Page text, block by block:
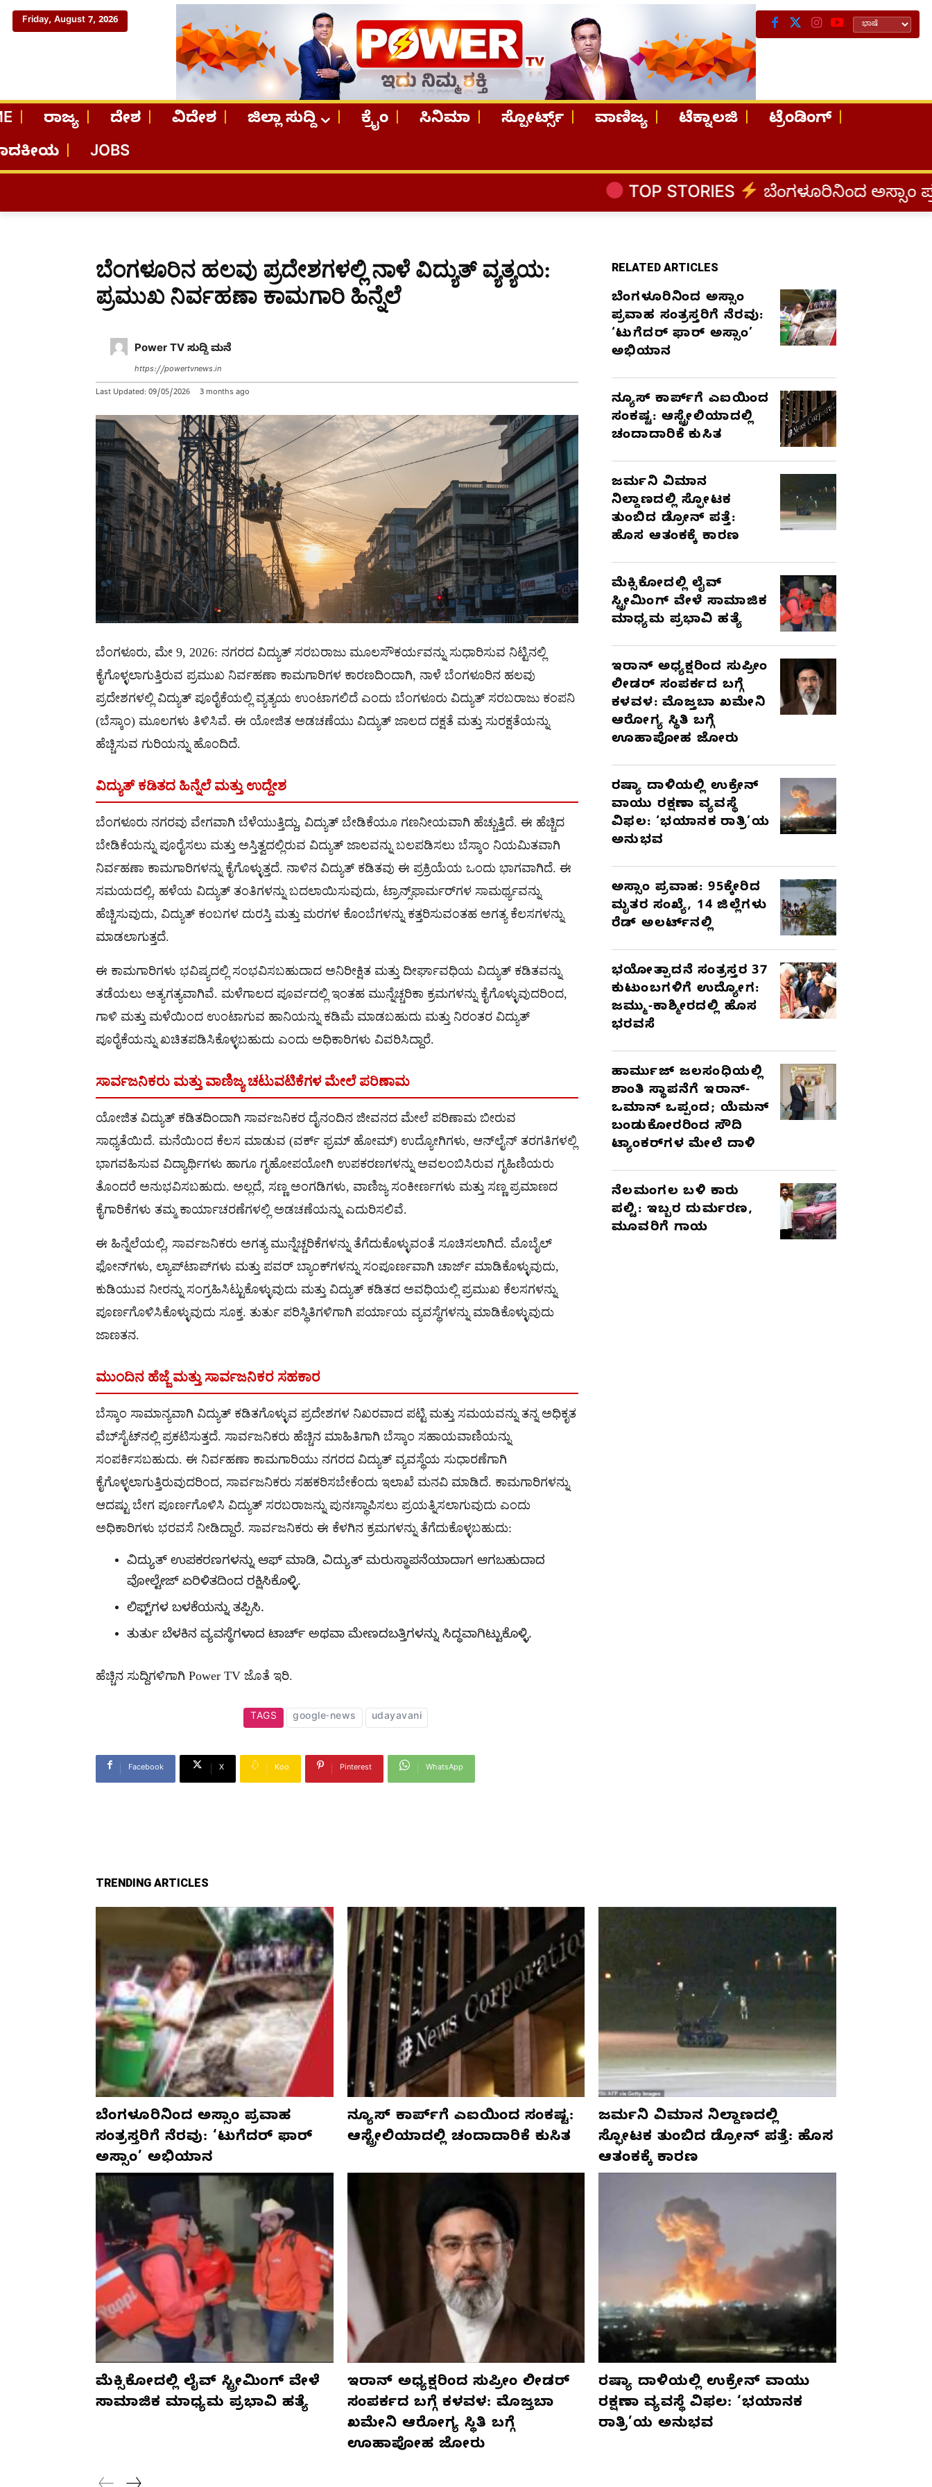
Friday, August 7, 2026
ರಾಜ್ಯ ದೇಶ ವಿದೇಶ ಜಿಲ್ಲಾ ಸುದ್ದಿ ಕ್ರೈಂ ಸಿನಿಮಾ ಸ್ಪೋರ್ಟ್ಸ್ ವಾಣಿಜ್ಯ ಟೆಕ್ನಾಲಜಿ
ಟ್ರೆಂಡಿಂಗ್
JOBS
TOP STORIES ಬೆಂಗಳೂರಿನಿಂದ ಅಸ್ಸಾಂ ಪ್ರವಾಹ
ಬೆಂಗಳೂರಿನ ಹಲವು ಪ್ರದೇಶಗಳಲ್ಲಿ ನಾಳೆ ವಿದ್ಯುತ್ ವ್ಯತ್ಯಯ:
ಪ್ರಮುಖ ನಿರ್ವಹಣಾ ಕಾಮಗಾರಿ ಹಿನ್ನೆಲೆ
Power TV ಸುದ್ದಿ ಮನೆ
https://powertvnews.in
Last Updated: 09/05/2026 3 months ago
ಬೆಂಗಳೂರು, ಮೇ 9, 2026: ನಗರದ ವಿದ್ಯುತ್ ಸರಬರಾಜು ಮೂಲಸೌಕರ್ಯವನ್ನು ಸುಧಾರಿಸುವ ನಿಟ್ಟಿನಲ್ಲಿ
ಕೈಗೊಳ್ಳಲಾಗುತ್ತಿರುವ ಪ್ರಮುಖ ನಿರ್ವಹಣಾ ಕಾಮಗಾರಿಗಳ ಕಾರಣದಿಂದಾಗಿ, ನಾಳೆ ಬೆಂಗಳೂರಿನ ಹಲವು
ಪ್ರದೇಶಗಳಲ್ಲಿ ವಿದ್ಯುತ್ ಪೂರೈಕೆಯಲ್ಲಿ ವ್ಯತ್ಯಯ ಉಂಟಾಗಲಿದೆ ಎಂದು ಬೆಂಗಳೂರು ವಿದ್ಯುತ್ ಸರಬರಾಜು ಕಂಪನಿ
(ಬೆಸ್ಕಾಂ) ಮೂಲಗಳು ತಿಳಿಸಿವೆ. ಈ ಯೋಜಿತ ಅಡಚಣೆಯು ವಿದ್ಯುತ್ ಜಾಲದ ದಕ್ಷತೆ ಮತ್ತು ಸುರಕ್ಷತೆಯನ್ನು
ಹೆಚ್ಚಿಸುವ ಗುರಿಯನ್ನು ಹೊಂದಿದೆ.
ವಿದ್ಯುತ್ ಕಡಿತದ ಹಿನ್ನೆಲೆ ಮತ್ತು ಉದ್ದೇಶ
ಬೆಂಗಳೂರು ನಗರವು ವೇಗವಾಗಿ ಬೆಳೆಯುತ್ತಿದ್ದು, ವಿದ್ಯುತ್ ಬೇಡಿಕೆಯೂ ಗಣನೀಯವಾಗಿ ಹೆಚ್ಚುತ್ತಿದೆ. ಈ ಹೆಚ್ಚಿದ
ಬೇಡಿಕೆಯನ್ನು ಪೂರೈಸಲು ಮತ್ತು ಅಸ್ತಿತ್ವದಲ್ಲಿರುವ ವಿದ್ಯುತ್ ಜಾಲವನ್ನು ಬಲಪಡಿಸಲು ಬೆಸ್ಕಾಂ ನಿಯಮಿತವಾಗಿ
ನಿರ್ವಹಣಾ ಕಾಮಗಾರಿಗಳನ್ನು ಕೈಗೊಳ್ಳುತ್ತದೆ. ನಾಳಿನ ವಿದ್ಯುತ್ ಕಡಿತವು ಈ ಪ್ರಕ್ರಿಯೆಯ ಒಂದು ಭಾಗವಾಗಿದೆ. ಈ
ಸಮಯದಲ್ಲಿ, ಹಳೆಯ ವಿದ್ಯುತ್ ತಂತಿಗಳನ್ನು ಬದಲಾಯಿಸುವುದು, ಟ್ರಾನ್ಸ್‌ಫಾರ್ಮರ್‌ಗಳ ಸಾಮರ್ಥ್ಯವನ್ನು
ಹೆಚ್ಚಿಸುವುದು, ವಿದ್ಯುತ್ ಕಂಬಗಳ ದುರಸ್ತಿ ಮತ್ತು ಮರಗಳ ಕೊಂಬೆಗಳನ್ನು ಕತ್ತರಿಸುವಂತಹ ಅಗತ್ಯ ಕೆಲಸಗಳನ್ನು
ಮಾಡಲಾಗುತ್ತದೆ.
ಈ ಕಾಮಗಾರಿಗಳು ಭವಿಷ್ಯದಲ್ಲಿ ಸಂಭವಿಸಬಹುದಾದ ಅನಿರೀಕ್ಷಿತ ಮತ್ತು ದೀರ್ಘಾವಧಿಯ ವಿದ್ಯುತ್ ಕಡಿತವನ್ನು
ತಡೆಯಲು ಅತ್ಯಗತ್ಯವಾಗಿವೆ. ಮಳೆಗಾಲದ ಪೂರ್ವದಲ್ಲಿ ಇಂತಹ ಮುನ್ನೆಚ್ಚರಿಕಾ ಕ್ರಮಗಳನ್ನು ಕೈಗೊಳ್ಳುವುದರಿಂದ,
ಗಾಳಿ ಮತ್ತು ಮಳೆಯಿಂದ ಉಂಟಾಗುವ ಹಾನಿಯನ್ನು ಕಡಿಮೆ ಮಾಡಬಹುದು ಮತ್ತು ನಿರಂತರ ವಿದ್ಯುತ್
ಪೂರೈಕೆಯನ್ನು ಖಚಿತಪಡಿಸಿಕೊಳ್ಳಬಹುದು ಎಂದು ಅಧಿಕಾರಿಗಳು ವಿವರಿಸಿದ್ದಾರೆ.
ಸಾರ್ವಜನಿಕರು ಮತ್ತು ವಾಣಿಜ್ಯ ಚಟುವಟಿಕೆಗಳ ಮೇಲೆ ಪರಿಣಾಮ
ಯೋಜಿತ ವಿದ್ಯುತ್ ಕಡಿತದಿಂದಾಗಿ ಸಾರ್ವಜನಿಕರ ದೈನಂದಿನ ಜೀವನದ ಮೇಲೆ ಪರಿಣಾಮ ಬೀರುವ
ಸಾಧ್ಯತೆಯಿದೆ. ಮನೆಯಿಂದ ಕೆಲಸ ಮಾಡುವ (ವರ್ಕ್ ಫ್ರಮ್ ಹೋಮ್) ಉದ್ಯೋಗಿಗಳು, ಆನ್‌ಲೈನ್ ತರಗತಿಗಳಲ್ಲಿ
ಭಾಗವಹಿಸುವ ವಿದ್ಯಾರ್ಥಿಗಳು ಹಾಗೂ ಗೃಹೋಪಯೋಗಿ ಉಪಕರಣಗಳನ್ನು ಅವಲಂಬಿಸಿರುವ ಗೃಹಿಣಿಯರು
ತೊಂದರೆ ಅನುಭವಿಸಬಹುದು. ಅಲ್ಲದೆ, ಸಣ್ಣ ಅಂಗಡಿಗಳು, ವಾಣಿಜ್ಯ ಸಂಕೀರ್ಣಗಳು ಮತ್ತು ಸಣ್ಣ ಪ್ರಮಾಣದ
ಕೈಗಾರಿಕೆಗಳು ತಮ್ಮ ಕಾರ್ಯಾಚರಣೆಗಳಲ್ಲಿ ಅಡಚಣೆಯನ್ನು ಎದುರಿಸಲಿವೆ.
ಈ ಹಿನ್ನೆಲೆಯಲ್ಲಿ, ಸಾರ್ವಜನಿಕರು ಅಗತ್ಯ ಮುನ್ನೆಚ್ಚರಿಕೆಗಳನ್ನು ತೆಗೆದುಕೊಳ್ಳುವಂತೆ ಸೂಚಿಸಲಾಗಿದೆ. ಮೊಬೈಲ್
ಫೋನ್‌ಗಳು, ಲ್ಯಾಪ್‌ಟಾಪ್‌ಗಳು ಮತ್ತು ಪವರ್ ಬ್ಯಾಂಕ್‌ಗಳನ್ನು ಸಂಪೂರ್ಣವಾಗಿ ಚಾರ್ಜ್ ಮಾಡಿಕೊಳ್ಳುವುದು,
ಕುಡಿಯುವ ನೀರನ್ನು ಸಂಗ್ರಹಿಸಿಟ್ಟುಕೊಳ್ಳುವುದು ಮತ್ತು ವಿದ್ಯುತ್ ಕಡಿತದ ಅವಧಿಯಲ್ಲಿ ಪ್ರಮುಖ ಕೆಲಸಗಳನ್ನು
ಪೂರ್ಣಗೊಳಿಸಿಕೊಳ್ಳುವುದು ಸೂಕ್ತ. ತುರ್ತು ಪರಿಸ್ಥಿತಿಗಳಿಗಾಗಿ ಪರ್ಯಾಯ ವ್ಯವಸ್ಥೆಗಳನ್ನು ಮಾಡಿಕೊಳ್ಳುವುದು
ಜಾಣತನ.
ಮುಂದಿನ ಹೆಜ್ಜೆ ಮತ್ತು ಸಾರ್ವಜನಿಕರ ಸಹಕಾರ
ಬೆಸ್ಕಾಂ ಸಾಮಾನ್ಯವಾಗಿ ವಿದ್ಯುತ್ ಕಡಿತಗೊಳ್ಳುವ ಪ್ರದೇಶಗಳ ನಿಖರವಾದ ಪಟ್ಟಿ ಮತ್ತು ಸಮಯವನ್ನು ತನ್ನ ಅಧಿಕೃತ
ವೆಬ್‌ಸೈಟ್‌ನಲ್ಲಿ ಪ್ರಕಟಿಸುತ್ತದೆ. ಸಾರ್ವಜನಿಕರು ಹೆಚ್ಚಿನ ಮಾಹಿತಿಗಾಗಿ ಬೆಸ್ಕಾಂ ಸಹಾಯವಾಣಿಯನ್ನು
ಸಂಪರ್ಕಿಸಬಹುದು. ಈ ನಿರ್ವಹಣಾ ಕಾಮಗಾರಿಯು ನಗರದ ವಿದ್ಯುತ್ ವ್ಯವಸ್ಥೆಯ ಸುಧಾರಣೆಗಾಗಿ
ಕೈಗೊಳ್ಳಲಾಗುತ್ತಿರುವುದರಿಂದ, ಸಾರ್ವಜನಿಕರು ಸಹಕರಿಸಬೇಕೆಂದು ಇಲಾಖೆ ಮನವಿ ಮಾಡಿದೆ. ಕಾಮಗಾರಿಗಳನ್ನು
ಆದಷ್ಟು ಬೇಗ ಪೂರ್ಣಗೊಳಿಸಿ ವಿದ್ಯುತ್ ಸರಬರಾಜನ್ನು ಪುನಃಸ್ಥಾಪಿಸಲು ಪ್ರಯತ್ನಿಸಲಾಗುವುದು ಎಂದು
ಅಧಿಕಾರಿಗಳು ಭರವಸೆ ನೀಡಿದ್ದಾರೆ. ಸಾರ್ವಜನಿಕರು ಈ ಕೆಳಗಿನ ಕ್ರಮಗಳನ್ನು ತೆಗೆದುಕೊಳ್ಳಬಹುದು:
ವಿದ್ಯುತ್ ಉಪಕರಣಗಳನ್ನು ಆಫ್ ಮಾಡಿ, ವಿದ್ಯುತ್ ಮರುಸ್ಥಾಪನೆಯಾದಾಗ ಆಗಬಹುದಾದ
ವೋಲ್ಟೇಜ್ ಏರಿಳಿತದಿಂದ ರಕ್ಷಿಸಿಕೊಳ್ಳಿ.
ಲಿಫ್ಟ್‌ಗಳ ಬಳಕೆಯನ್ನು ತಪ್ಪಿಸಿ.
ತುರ್ತು ಬೆಳಕಿನ ವ್ಯವಸ್ಥೆಗಳಾದ ಟಾರ್ಚ್ ಅಥವಾ ಮೇಣದಬತ್ತಿಗಳನ್ನು ಸಿದ್ಧವಾಗಿಟ್ಟುಕೊಳ್ಳಿ.
ಹೆಚ್ಚಿನ ಸುದ್ದಿಗಳಿಗಾಗಿ Power TV ಜೊತೆ ಇರಿ.
TAGS google-news udayavani
Facebook X Koo Pinterest WhatsApp
RELATED ARTICLES
ಬೆಂಗಳೂರಿನಿಂದ ಅಸ್ಸಾಂ
ಪ್ರವಾಹ ಸಂತ್ರಸ್ತರಿಗೆ ನೆರವು:
‘ಟುಗೆದರ್ ಫಾರ್ ಅಸ್ಸಾಂ’
ಅಭಿಯಾನ
ನ್ಯೂಸ್ ಕಾರ್ಪ್‌ಗೆ ಎಐಯಿಂದ
ಸಂಕಷ್ಟ: ಆಸ್ಟ್ರೇಲಿಯಾದಲ್ಲಿ
ಚಂದಾದಾರಿಕೆ ಕುಸಿತ
ಜರ್ಮನಿ ವಿಮಾನ
ನಿಲ್ದಾಣದಲ್ಲಿ ಸ್ಫೋಟಕ
ತುಂಬಿದ ಡ್ರೋನ್ ಪತ್ತೆ:
ಹೊಸ ಆತಂಕಕ್ಕೆ ಕಾರಣ
ಮೆಕ್ಸಿಕೋದಲ್ಲಿ ಲೈವ್
ಸ್ಟ್ರೀಮಿಂಗ್ ವೇಳೆ ಸಾಮಾಜಿಕ
ಮಾಧ್ಯಮ ಪ್ರಭಾವಿ ಹತ್ಯೆ
ಇರಾನ್ ಅಧ್ಯಕ್ಷರಿಂದ ಸುಪ್ರೀಂ
ಲೀಡರ್ ಸಂಪರ್ಕದ ಬಗ್ಗೆ
ಕಳವಳ: ಮೊಜ್ತಬಾ ಖಮೇನಿ
ಆರೋಗ್ಯ ಸ್ಥಿತಿ ಬಗ್ಗೆ
ಊಹಾಪೋಹ ಜೋರು
ರಷ್ಯಾ ದಾಳಿಯಲ್ಲಿ ಉಕ್ರೇನ್
ವಾಯು ರಕ್ಷಣಾ ವ್ಯವಸ್ಥೆ
ವಿಫಲ: ‘ಭಯಾನಕ ರಾತ್ರಿ’ಯ
ಅನುಭವ
ಅಸ್ಸಾಂ ಪ್ರವಾಹ: 95ಕ್ಕೇರಿದ
ಮೃತರ ಸಂಖ್ಯೆ, 14 ಜಿಲ್ಲೆಗಳು
ರೆಡ್ ಅಲರ್ಟ್‌ನಲ್ಲಿ
ಭಯೋತ್ಪಾದನೆ ಸಂತ್ರಸ್ತರ 37
ಕುಟುಂಬಗಳಿಗೆ ಉದ್ಯೋಗ:
ಜಮ್ಮು-ಕಾಶ್ಮೀರದಲ್ಲಿ ಹೊಸ
ಭರವಸೆ
ಹಾರ್ಮುಜ್ ಜಲಸಂಧಿಯಲ್ಲಿ
ಶಾಂತಿ ಸ್ಥಾಪನೆಗೆ ಇರಾನ್-
ಒಮಾನ್ ಒಪ್ಪಂದ; ಯೆಮನ್
ಬಂಡುಕೋರರಿಂದ ಸೌದಿ
ಟ್ಯಾಂಕರ್‌ಗಳ ಮೇಲೆ ದಾಳಿ
ನೆಲಮಂಗಲ ಬಳಿ ಕಾರು
ಪಲ್ಟಿ: ಇಬ್ಬರ ದುರ್ಮರಣ,
ಮೂವರಿಗೆ ಗಾಯ
TRENDING ARTICLES
ಬೆಂಗಳೂರಿನಿಂದ ಅಸ್ಸಾಂ ಪ್ರವಾಹ
ಸಂತ್ರಸ್ತರಿಗೆ ನೆರವು: ‘ಟುಗೆದರ್ ಫಾರ್
ಅಸ್ಸಾಂ’ ಅಭಿಯಾನ
ನ್ಯೂಸ್ ಕಾರ್ಪ್‌ಗೆ ಎಐಯಿಂದ ಸಂಕಷ್ಟ:
ಆಸ್ಟ್ರೇಲಿಯಾದಲ್ಲಿ ಚಂದಾದಾರಿಕೆ ಕುಸಿತ
ಜರ್ಮನಿ ವಿಮಾನ ನಿಲ್ದಾಣದಲ್ಲಿ
ಸ್ಫೋಟಕ ತುಂಬಿದ ಡ್ರೋನ್ ಪತ್ತೆ: ಹೊಸ
ಆತಂಕಕ್ಕೆ ಕಾರಣ
ಮೆಕ್ಸಿಕೋದಲ್ಲಿ ಲೈವ್ ಸ್ಟ್ರೀಮಿಂಗ್ ವೇಳೆ
ಸಾಮಾಜಿಕ ಮಾಧ್ಯಮ ಪ್ರಭಾವಿ ಹತ್ಯೆ
ಇರಾನ್ ಅಧ್ಯಕ್ಷರಿಂದ ಸುಪ್ರೀಂ ಲೀಡರ್
ಸಂಪರ್ಕದ ಬಗ್ಗೆ ಕಳವಳ: ಮೊಜ್ತಬಾ
ಖಮೇನಿ ಆರೋಗ್ಯ ಸ್ಥಿತಿ ಬಗ್ಗೆ
ಊಹಾಪೋಹ ಜೋರು
ರಷ್ಯಾ ದಾಳಿಯಲ್ಲಿ ಉಕ್ರೇನ್ ವಾಯು
ರಕ್ಷಣಾ ವ್ಯವಸ್ಥೆ ವಿಫಲ: ‘ಭಯಾನಕ
ರಾತ್ರಿ’ಯ ಅನುಭವ